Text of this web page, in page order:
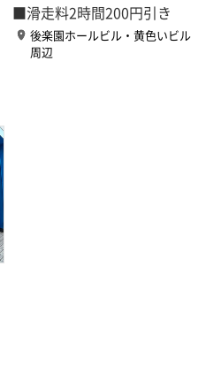
■滑走料2時間200円引き
後楽園ホールビル・黄色いビル
周辺